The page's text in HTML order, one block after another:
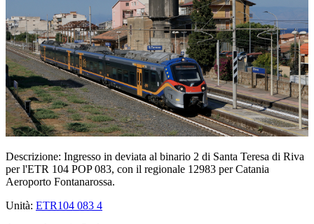
Descrizione: Ingresso in deviata al binario 2 di Santa Teresa di Riva
per l'ETR 104 POP 083, con il regionale 12983 per Catania
Aeroporto Fontanarossa.
Unità: ETR104 083 4